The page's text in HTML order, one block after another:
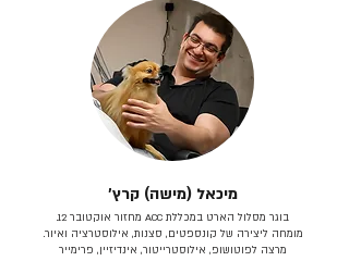
מיכאל (מישה) קרץ׳
בוגר מסלול הארט במכללת ACC מחזור אוקטובר 12.
מומחה ליצירה של קונספטים, סצנות, אילוסטרציה ואיור.
מרצה לפוטושופ, אילוסטרייטור, אינדיזיין, פרימייר